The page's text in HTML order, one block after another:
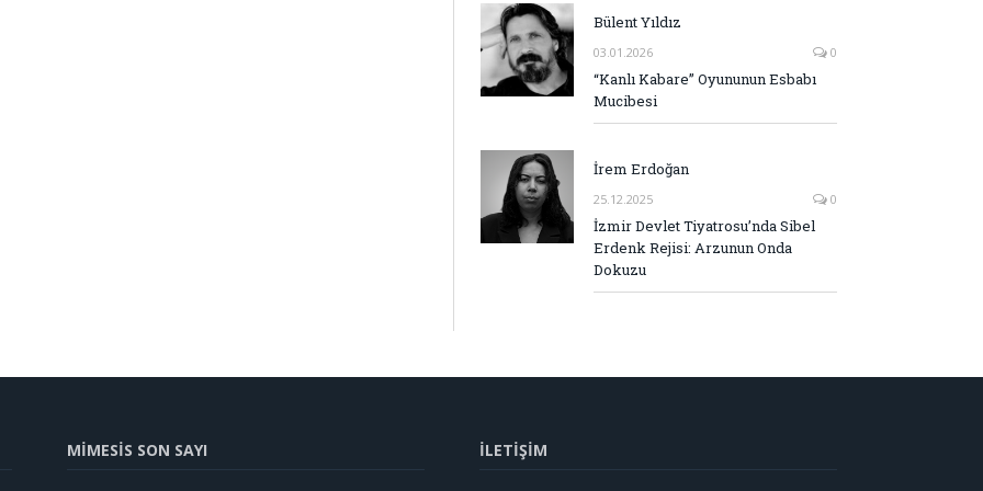
Bülent Yıldız
03.01.2026 0
“Kanlı Kabare” Oyununun Esbabı
Mucibesi
İrem Erdoğan
25.12.2025 0
İzmir Devlet Tiyatrosu’nda Sibel
Erdenk Rejisi: Arzunun Onda
Dokuzu
MİMESİS SON SAYI İLETİŞİM